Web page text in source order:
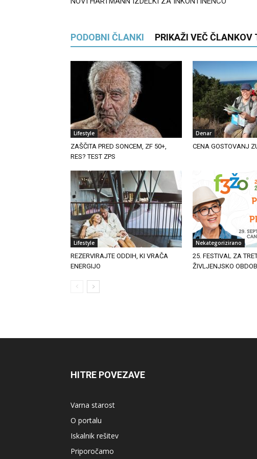
PODOBNI ČLANKI PRIKAŽI VEČ ČLANKOV
Lifestyle
ZAŠČITA PRED SONCEM, ZF 50+,
RES? TEST ZPS
Denar
CENA GOSTOVANJ
Lifestyle
REZERVIRAJTE ODDIH, KI VRAČA
ENERGIJO
Nekategorizirano
25. FESTIVAL ZA
ŽIVLJENJSKO
HITRE POVEZAVE
Varna starost
O portalu
Iskalnik rešitev
Priporočamo